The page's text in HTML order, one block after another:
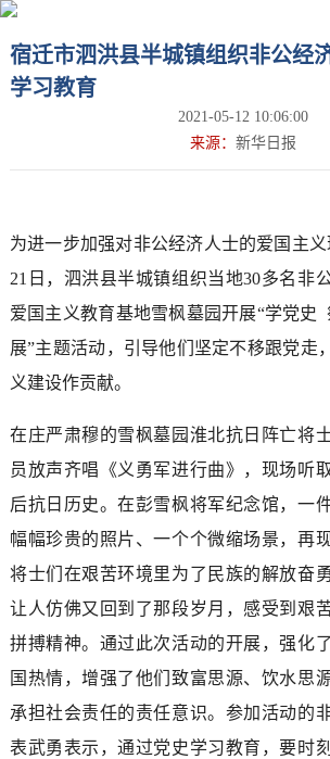
宿迁市泗洪县半城镇组织非公经
学习教育
2021-05-12 10:06:00
来源： 新华日报
为进一步加强对非公经济人士的爱国主义
21日，泗洪县半城镇组织当地30多名非
爱国主义教育基地雪枫墓园开展“学党史
展”主题活动，引导他们坚定不移跟党走
义建设作贡献。
在庄严肃穆的雪枫墓园淮北抗日阵亡将
员放声齐唱《义勇军进行曲》，现场听
后抗日历史。在彭雪枫将军纪念馆，一
幅幅珍贵的照片、一个个微缩场景，再
将士们在艰苦环境里为了民族的解放奋
让人仿佛又回到了那段岁月，感受到艰
拼搏精神。通过此次活动的开展，强化
国热情，增强了他们致富思源、饮水思
承担社会责任的责任意识。参加活动的
表武勇表示，通过党史学习教育，要时